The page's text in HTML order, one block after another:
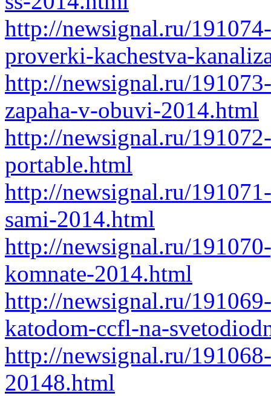
http://newsignal.ru/
proverki-kachestva-
http://newsignal.ru/
zapaha-v-obuvi-2014.html
http://newsignal.ru/
portable.html
http://newsignal.ru/
sami-2014.html
http://newsignal.ru/
komnate-2014.html
http://newsignal.ru/
katodom-ccfl-na-
http://newsignal.ru/
20148.html